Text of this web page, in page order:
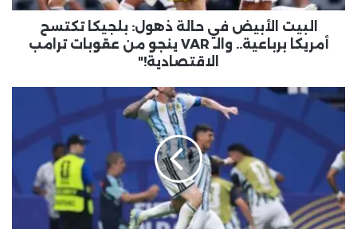
البيت الأبيض في حالة ذهول: بلجيكا تكتسح
أمريكا برباعية.. والـ VAR ينجو من عقوبات ترامب
الاقتصادية!"